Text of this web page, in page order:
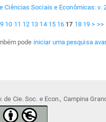
Ciências Sociais e Econômicas: v.
9 10 11 12 13 14 15 16 17 18 19 > >>
pode iniciar uma pesquisa
de Cie. Soc. e Econ., Campina